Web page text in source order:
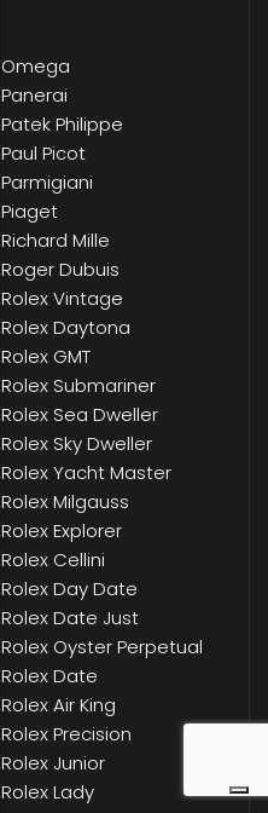
Omega
Panerai
Patek Philippe
Paul Picot
Parmigiani
Piaget
Richard Mille
Roger Dubuis
Rolex Vintage
Rolex Daytona
Rolex GMT
Rolex Submariner
Rolex Sea Dweller
Rolex Sky Dweller
Rolex Yacht Master
Rolex Milgauss
Rolex Explorer
Rolex Cellini
Rolex Day Date
Rolex Date Just
Rolex Oyster Perpetual
Rolex Date
Rolex Air King
Rolex Precision
Rolex Junior
Rolex Lady